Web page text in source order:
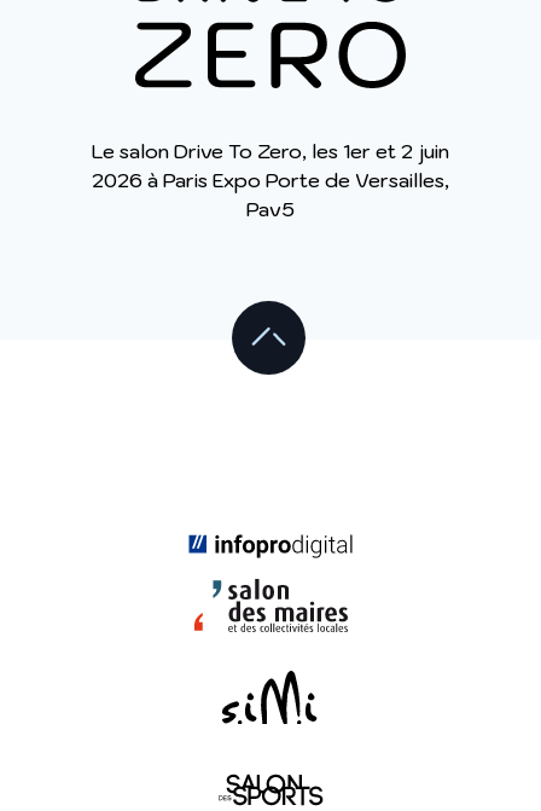
Le salon Drive To Zero, les 1er et 2 juin
2026 à Paris Expo Porte de Versailles,
Pav5